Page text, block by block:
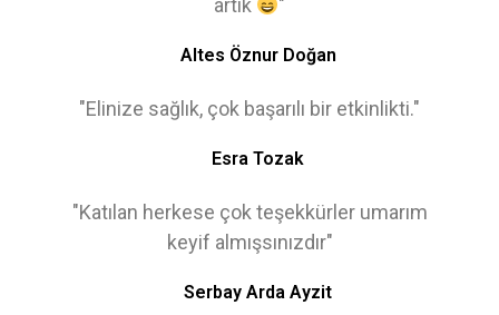
artık
"
Altes Öznur Doğan
"Elinize sağlık, çok başarılı bir etkinlikti."
Esra Tozak
"Katılan herkese çok teşekkürler umarım
keyif almışsınızdır"
Serbay Arda Ayzit